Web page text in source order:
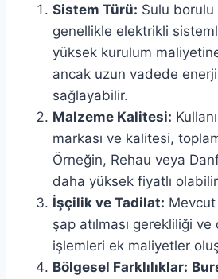
Sistem Türü: Sulu
genellikle elektrikli
yüksek kurulum
ancak uzun vadede
sağlayabilir.​
Malzeme Kalitesi:
markası ve kalitesi,
Örneğin, Rehau veya
daha yüksek fiyatlı
İşçilik ve Tadilat:
şap atılması gerekliliği
işlemleri ek maliyetler
Bölgesel Farklılıklar: